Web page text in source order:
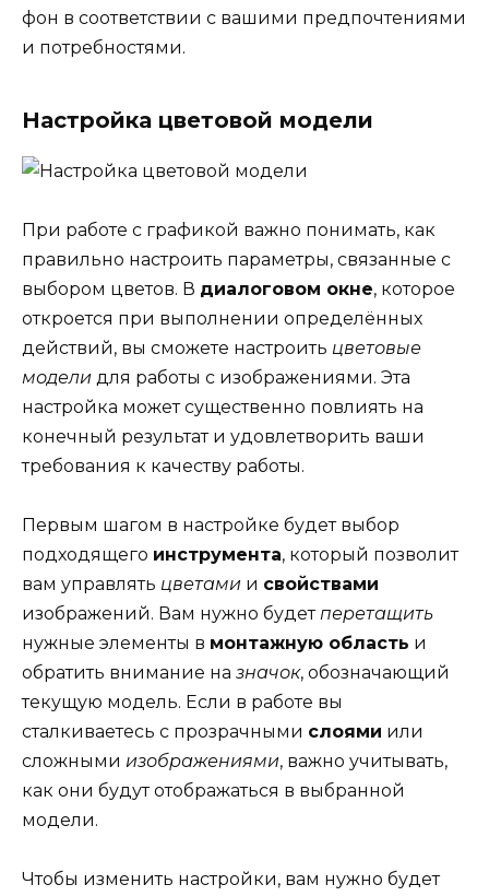
фон в соответствии с вашими предпочтениями
и потребностями.
Настройка цветовой модели
При работе с графикой важно понимать, как
правильно настроить параметры, связанные с
выбором цветов. В диалоговом окне, которое
откроется при выполнении определённых
действий, вы сможете настроить цветовые
модели для работы с изображениями. Эта
настройка может существенно повлиять на
конечный результат и удовлетворить ваши
требования к качеству работы.
Первым шагом в настройке будет выбор
подходящего инструмента, который позволит
вам управлять цветами и свойствами
изображений. Вам нужно будетперетащить
нужные элементы в монтажную область и
обратить внимание на значок, обозначающий
текущую модель. Если в работе вы
сталкиваетесь с прозрачными слоями или
сложными изображениями, важно учитывать,
как они будут отображаться в выбранной
модели.
Чтобы изменить настройки, вам нужно будет